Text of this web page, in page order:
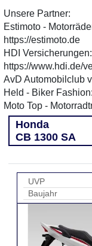
Unsere Partner:
Estimoto -
https://estimoto.de
HDI Versicherungen:
https://www.hdi.de/
AvD Automobilclub
Held - Biker
Moto Top -
Honda
CB 1300 SA
UVP
Baujahr